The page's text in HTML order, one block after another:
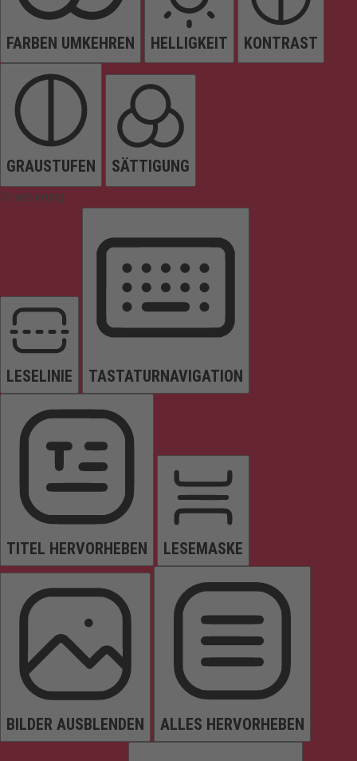
FARBEN UMKEHREN HELLIGKEIT KONTRAST
GRAUSTUFEN SÄTTIGUNG
Orientierung
LESELINIE TASTATURNAVIGATION
TITEL HERVORHEBEN LESEMASKE
BILDER AUSBLENDEN ALLES HERVORHEBEN